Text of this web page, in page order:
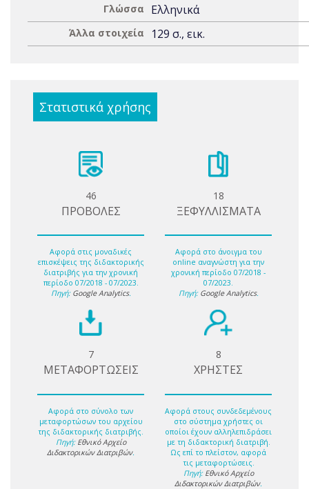
Γλώσσα Ελληνικά
Άλλα στοιχεία 129 σ., εικ.
Στατιστικά χρήσης
46
ΠΡΟΒΟΛΕΣ
Αφορά στις μοναδικές
επισκέψεις της διδακτορικής
διατριβής για την χρονική
περίοδο 07/2018 - 07/2023.
Πηγή: Google Analytics.
18
ΞΕΦΥΛΛΙΣΜΑΤΑ
Αφορά στο άνοιγμα του
online αναγνώστη για την
χρονική περίοδο 07/2018 -
07/2023.
Πηγή: Google Analytics.
7
ΜΕΤΑΦΟΡΤΩΣΕΙΣ
Αφορά στο σύνολο των
μεταφορτώσων του αρχείου
της διδακτορικής διατριβής.
Πηγή: Εθνικό Αρχείο
Διδακτορικών Διατριβών.
8
ΧΡΗΣΤΕΣ
Αφορά στους συνδεδεμένους
στο σύστημα χρήστες οι
οποίοι έχουν αλληλεπιδράσει
με τη διδακτορική διατριβή.
Ως επί το πλείστον, αφορά
τις μεταφορτώσεις.
Πηγή: Εθνικό Αρχείο
Διδακτορικών Διατριβών.